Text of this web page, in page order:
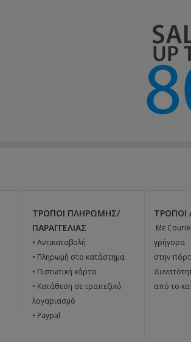
ΤΡΌΠΟΙ ΠΛΗΡΩΜΉΣ/
ΠΑΡΑΓΓΕΛΊΑΣ
• Αντικαταβολή
• Πληρωμή στο κατάστημα
• Πιστωτική κάρτα
• Κατάθεση σε τραπεζικό
λογαριασμό
• Paypal
ΤΡΌΠΟΙ
 Με
γρήγορα
στην
από το